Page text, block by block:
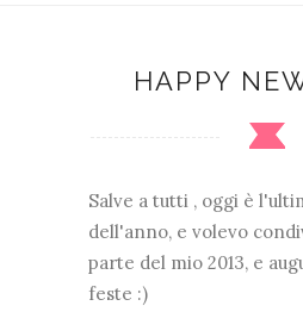
HAPPY
Salve a tutti , oggi è
dell'anno, e volevo
parte del mio 2013, e
feste :)